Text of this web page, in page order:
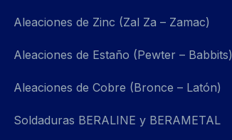
Aleaciones de Zinc (Zal Za – Zamac)
Aleaciones de Estaño (Pewter – Babbits)
Aleaciones de Cobre (Bronce – Latón)
Soldaduras BERALINE y BERAMETAL